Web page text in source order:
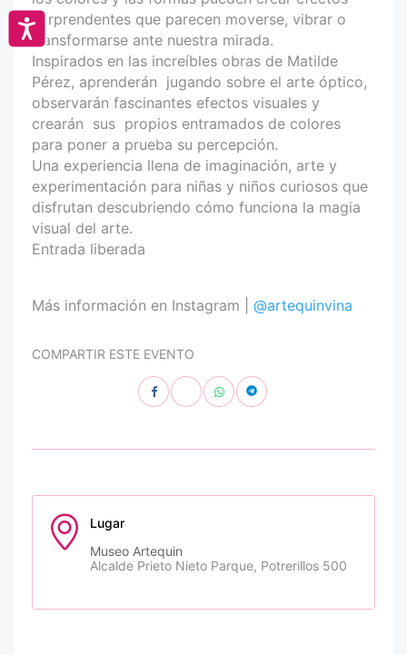
Accesibilidad
sorprendentes que parecen moverse, vibrar o
transformarse ante nuestra mirada.
Inspirados en las increíbles obras de Matilde
Pérez, aprenderán jugando sobre el arte óptico,
observarán fascinantes efectos visuales y
crearán sus propios entramados de colores
para poner a prueba su percepción.
Una experiencia llena de imaginación, arte y
experimentación para niñas y niños curiosos que
disfrutan descubriendo cómo funciona la magia
visual del arte.
Entrada liberada
Más información en Instagram | @artequinvina
COMPARTIR ESTE EVENTO
Lugar
Museo Artequin
Alcalde Prieto Nieto Parque, Potrerillos 500